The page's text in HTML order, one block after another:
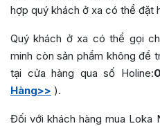
hợp quý khách ở xa có thể đặt
Quý khách ở xa có thể gọi
minh còn sản phẩm không để
tại cửa hàng qua số Holine:
Hàng>> ).
Đối với khách hàng mua Loka